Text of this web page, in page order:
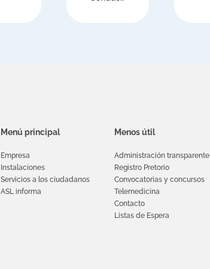
Menú principal
Empresa
Instalaciones
Servicios a los ciudadanos
ASL informa
Menos útil
Administración transparente
Registro Pretorio
Convocatorias y concursos
Telemedicina
Contacto
Listas de Espera